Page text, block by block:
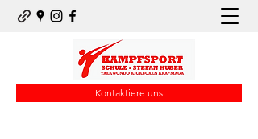
Kontaktiere uns